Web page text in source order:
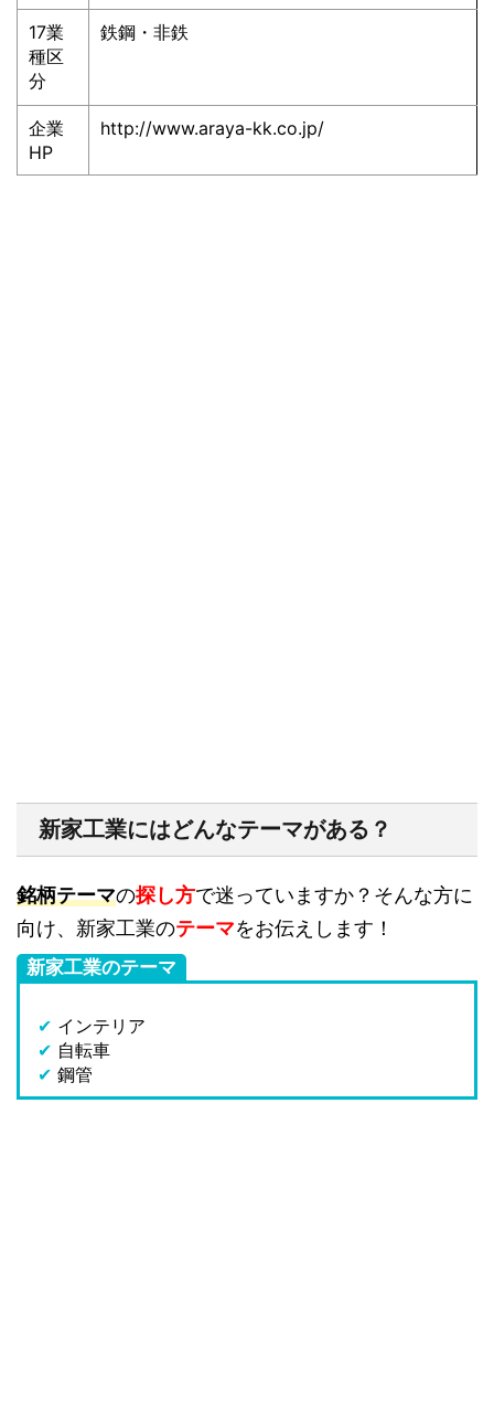
17業
種区
分
鉄鋼・非鉄
企業
HP
http://www.araya-kk.co.jp/
新家工業にはどんなテーマがある？
銘柄テーマの探し方で迷っていますか？そんな方に
向け、新家工業のテーマをお伝えします！
新家工業のテーマ
✔ インテリア
✔ 自転車
✔ 鋼管